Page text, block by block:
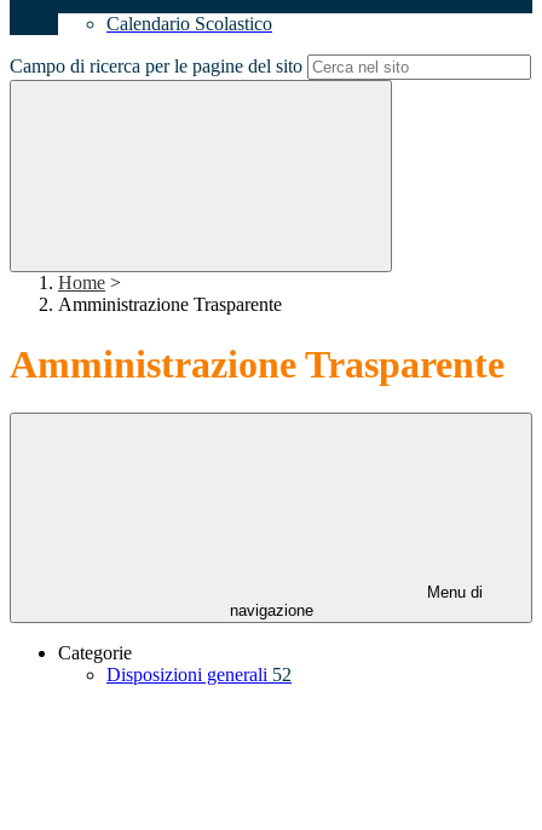
Calendario Scolastico
Campo di ricerca per le pagine del sito
Home >
Amministrazione Trasparente
Amministrazione Trasparente
Menu di
navigazione
Categorie
Disposizioni generali 52